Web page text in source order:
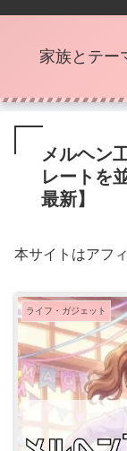
家族とテー
メルヘン
レートを
最新】
本サイトはアフ
ライフ・ガジェット